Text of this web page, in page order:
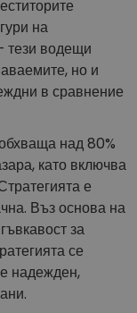
на
тези водещи
но и
в сравнение
над 80%
като включва
е
Въз основа на
за
се
надежден,